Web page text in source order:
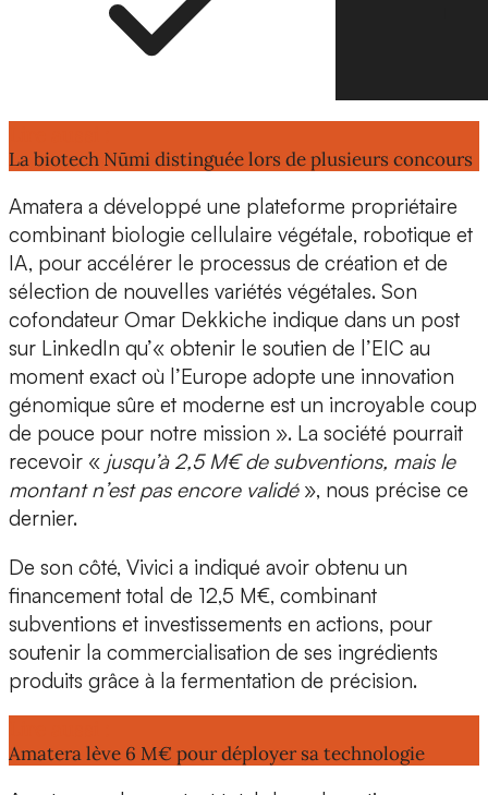
La biotech Nūmi distinguée lors de plusieurs concours
Amatera a développé une plateforme propriétaire
combinant biologie cellulaire végétale, robotique et
IA, pour accélérer le processus de création et de
sélection de nouvelles variétés végétales. Son
cofondateur Omar Dekkiche indique dans un post
sur LinkedIn qu’« obtenir le soutien de l’EIC au
moment exact où l’Europe adopte une innovation
génomique sûre et moderne est un incroyable coup
de pouce pour notre mission ». La société pourrait
recevoir « jusqu’à 2,5 M€ de subventions, mais le
montant n’est pas encore validé», nous précise ce
dernier.
De son côté, Vivici a indiqué avoir obtenu un
financement total de 12,5 M€, combinant
subventions et investissements en actions, pour
soutenir la commercialisation de ses ingrédients
produits grâce à la fermentation de précision.
Amatera lève 6 M€ pour déployer sa technologie